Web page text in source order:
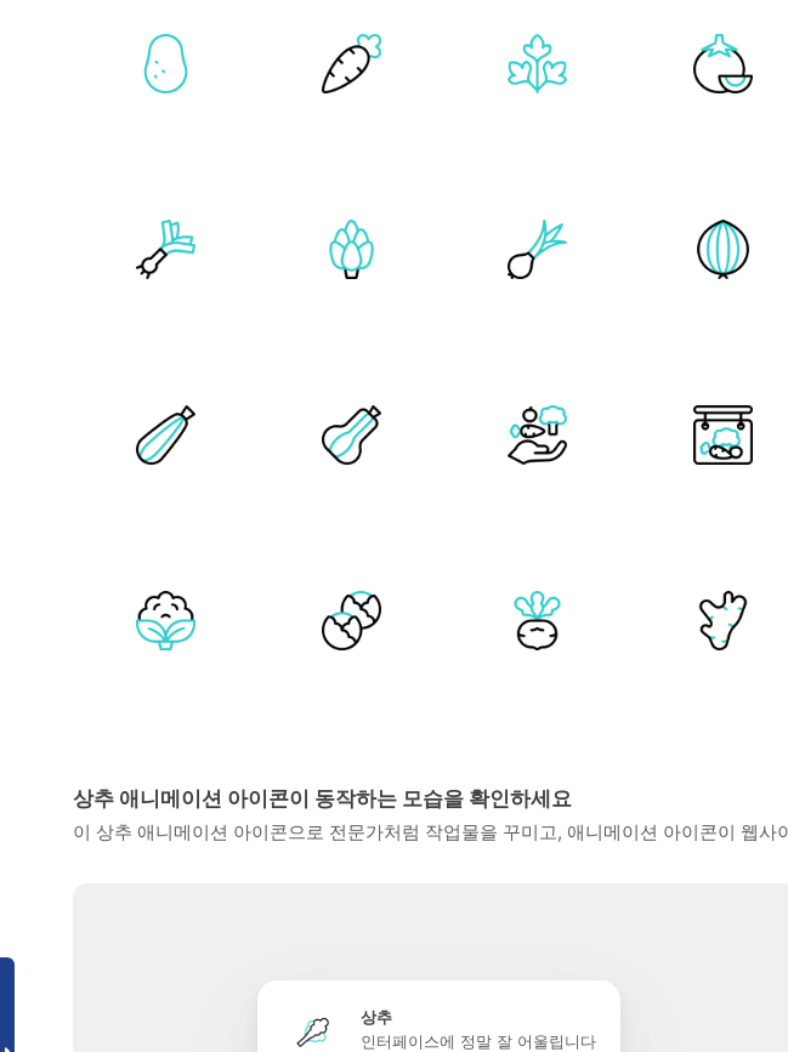
상추 애니메이션 아이콘이 동작하는 모습을 확인하세요
이 상추 애니메이션 아이콘으로 전문가처럼 작업물을 꾸미고, 애니메이션 아이콘이 웹
상추
인터페이스에 정말 잘 어울립니다